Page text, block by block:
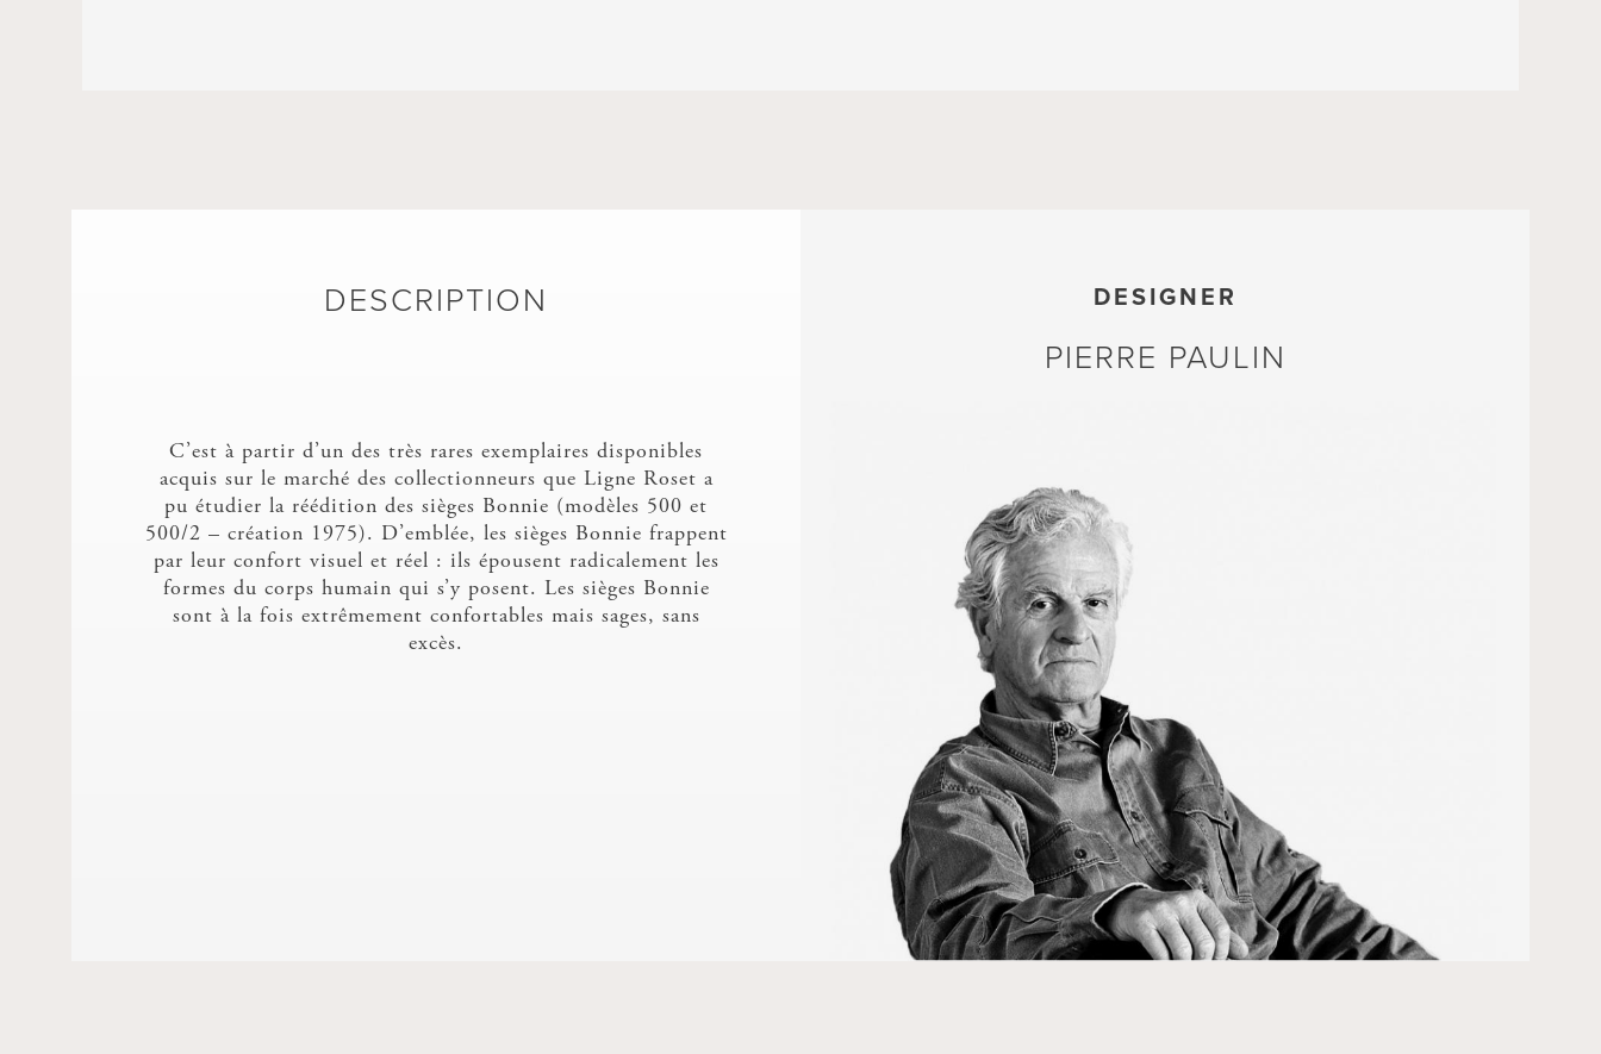
DESCRIPTION
C’est à partir d’un des très rares exemplaires disponibles
acquis sur le marché des collectionneurs que Ligne Roset a
pu étudier la réédition des sièges Bonnie (modèles 500 et
500/2 – création 1975). D’emblée, les sièges Bonnie frappent
par leur confort visuel et réel : ils épousent radicalement les
formes du corps humain qui s’y posent. Les sièges Bonnie
sont à la fois extrêmement confortables mais sages, sans
excès.
DESIGNER
PIERRE PAULIN